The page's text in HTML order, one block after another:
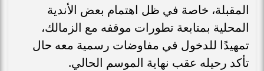
المقبلة، خاصة في ظل اهتمام بعض الأندية
المحلية بمتابعة تطورات موقفه مع الزمالك،
تمهيدًا للدخول في مفاوضات رسمية معه حال
تأكد رحيله عقب نهاية الموسم الحالي.